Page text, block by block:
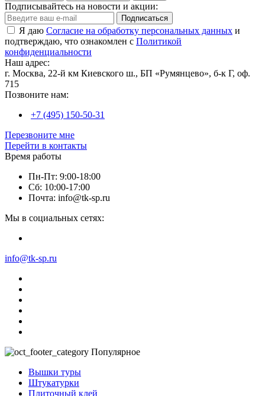
Подписывайтесь на новости и акции:
Подписаться
Я даю Согласие на обработку персональных данных и
подтверждаю, что ознакомлен с Политикой
конфиденциальности
Наш адрес:
г. Москва, 22-й км Киевского ш., БП «Румянцево», б-к Г, оф.
715
Позвоните нам:
+7 (495) 150-50-31
Перезвоните мне
Перейти в контакты
Время работы
Пн-Пт: 9:00-18:00
Сб: 10:00-17:00
Почта: info@tk-sp.ru
Мы в социальных сетях:
info@tk-sp.ru
Популярное
Вышки туры
Штукатурки
Плиточный клей